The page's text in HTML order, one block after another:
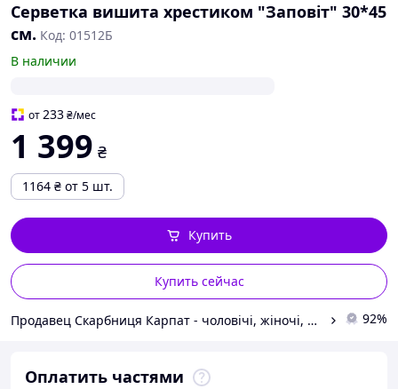
Серветка вишита хрестиком "Заповіт" 30*45
см. Код: 01512Б
В наличии
от233₴/мес
1 399 ₴
1164 ₴ от 5 шт.
Купить сейчас
Купить
Продавец Скарбниця Карпат - чоловічі, жіночі, дитячі вишиванки, гердани, ручної роботи 92%
Оплатить частями